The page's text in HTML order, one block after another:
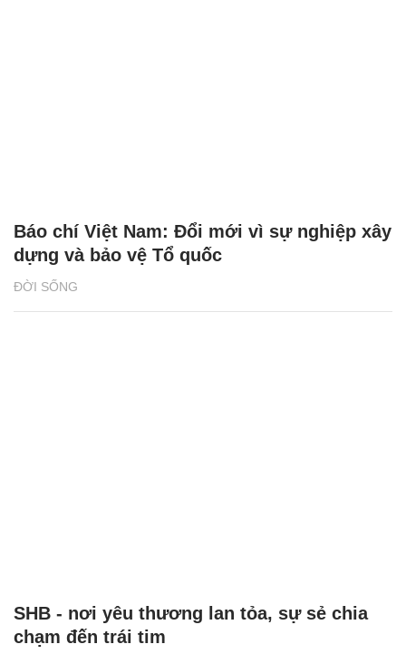
ĐỜI SỐNG
Báo chí Việt Nam: Đổi mới vì sự nghiệp xây
dựng và bảo vệ Tổ quốc
SHB - nơi yêu thương lan tỏa, sự sẻ chia
chạm đến trái tim